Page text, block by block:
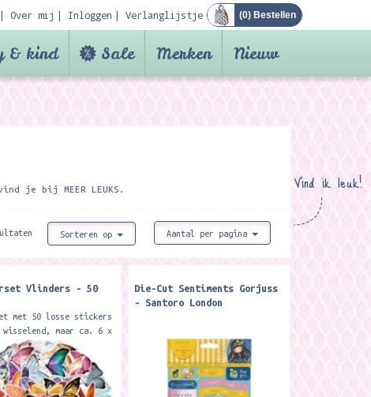
Over mij Inloggen Verlanglijstje (0) Bestellen
& kind Sale Merken Nieuw
Vind ik leuk!
je bij MEER LEUKS.
Sorteren op Aantal per pagina
Vlinders - 50
met 50 losse stickers
wisselend, maar ca. 6 x
Die-Cut Sentiments Gorjuss
- Santoro London